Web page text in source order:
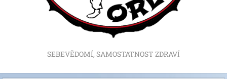
SEBEVĚDOMÍ, SAMOSTATNOST ZDRAVÍ